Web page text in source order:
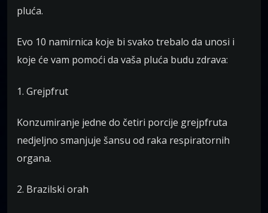
pluća.
Evo 10 namirnica koje bi svako trebalo da unosi i
koje će vam pomoći da vaša pluća budu zdrava:
1. Grejpfrut
Konzumiranje jedne do četiri porcije grejpfruta
nedjeljno smanjuje šansu od raka respiratornih
organa.
2. Brazilski orah